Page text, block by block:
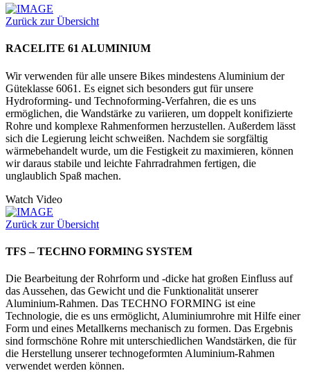
Zurück zur Übersicht
RACELITE 61 ALUMINIUM
Wir verwenden für alle unsere Bikes mindestens Aluminium der
Güteklasse 6061. Es eignet sich besonders gut für unsere
Hydroforming- und Technoforming-Verfahren, die es uns
ermöglichen, die Wandstärke zu variieren, um doppelt konifizierte
Rohre und komplexe Rahmenformen herzustellen. Außerdem lässt
sich die Legierung leicht schweißen. Nachdem sie sorgfältig
wärmebehandelt wurde, um die Festigkeit zu maximieren, können
wir daraus stabile und leichte Fahrradrahmen fertigen, die
unglaublich Spaß machen.
Watch Video
Zurück zur Übersicht
TFS – TECHNO FORMING SYSTEM
Die Bearbeitung der Rohrform und -dicke hat großen Einfluss auf
das Aussehen, das Gewicht und die Funktionalität unserer
Aluminium-Rahmen. Das TECHNO FORMING ist eine
Technologie, die es uns ermöglicht, Aluminiumrohre mit Hilfe einer
Form und eines Metallkerns mechanisch zu formen. Das Ergebnis
sind formschöne Rohre mit unterschiedlichen Wandstärken, die für
die Herstellung unserer technogeformten Aluminium-Rahmen
verwendet werden können.